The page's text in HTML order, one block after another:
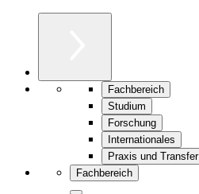
Fachbereich
Studium
Forschung
Internationales
Praxis und Transfer
Fachbereich